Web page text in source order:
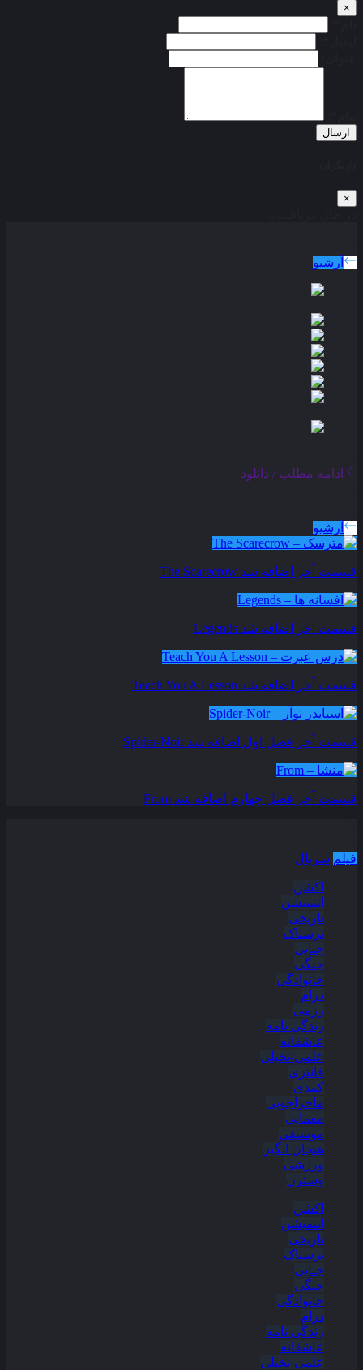
×
ارسال
×
آرشیو
ادامه مطلب / دانلود
آرشیو
قسمت آخر اضافه شد The Scarecrow
قسمت آخر اضافه شد Legends
قسمت آخر اضافه شد Teach You A Lesson
قسمت آخر فصل اول اضافه شد Spider-Noir
قسمت آخر فصل چهارم اضافه شد From
فیلم سریال
اکشن
انیمیشن
تاریخی
ترسناک
جنایی
جنگی
خانوادگی
درام
رزمی
زندگی نامه
عاشقانه
علمی-تخیلی
فانتزی
کمدی
ماجراجویی
معمایی
موسیقی
هیجان انگیز
ورزشی
وسترن
اکشن
انیمیشن
تاریخی
ترسناک
جنایی
جنگی
خانوادگی
درام
زندگی نامه
عاشقانه
علمی-تخیلی